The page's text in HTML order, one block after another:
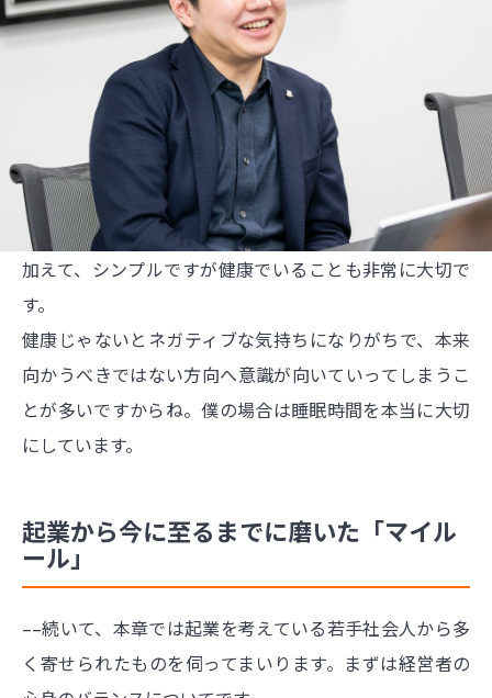
加えて、シンプルですが健康でいることも非常に大切で
す。
健康じゃないとネガティブな気持ちになりがちで、本来
向かうべきではない方向へ意識が向いていってしまうこ
とが多いですからね。僕の場合は睡眠時間を本当に大切
にしています。
起業から今に至るまでに磨いた「マイル
ール」
––続いて、本章では起業を考えている若手社会人から多
く寄せられたものを伺ってまいります。まずは経営者の